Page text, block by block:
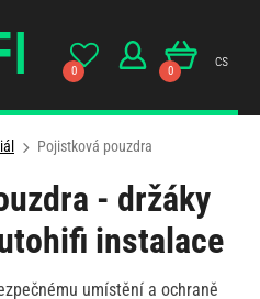
0 0
cs
Pojistková pouzdra
- držáky
instalace
umístění a ochraně